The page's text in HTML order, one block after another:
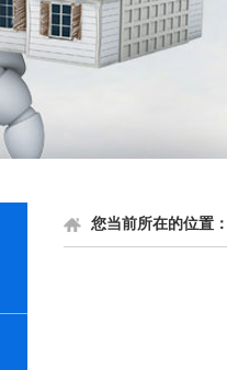
您当前所在的位置：